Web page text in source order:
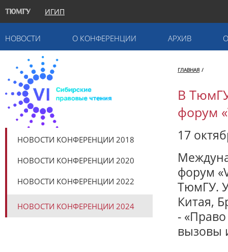
ИГИП
НОВОСТИ О КОНФЕРЕНЦИИ АРХИВ
ГЛАВНАЯ /
В
форум
НОВОСТИ КОНФЕРЕНЦИИ 2018
НОВОСТИ КОНФЕРЕНЦИИ 2020
НОВОСТИ КОНФЕРЕНЦИИ 2022
НОВОСТИ КОНФЕРЕНЦИИ 2024
17
форум
ТюмГУ.
Китая,
-
вызовы